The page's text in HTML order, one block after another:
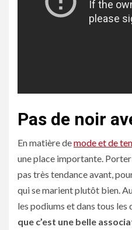
Pas de noir
En matière demode et de
une place importante.
pas très tendance avant,
qui se marient plutôt bien.
les podiums et dans tous les
que c’est une belle